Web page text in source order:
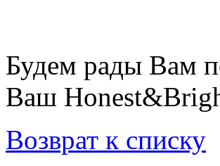
Будем рады Вам
Ваш
Возврат к списку